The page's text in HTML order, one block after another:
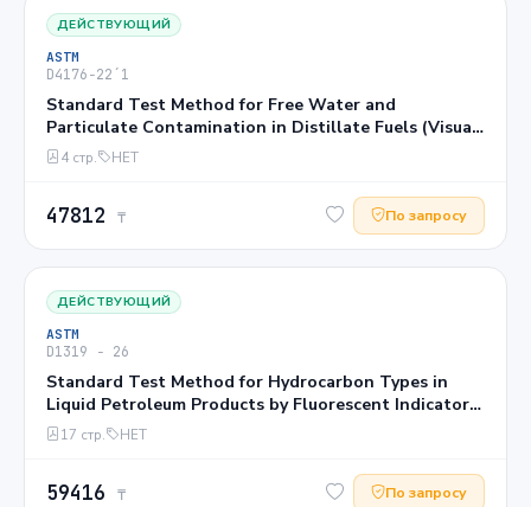
ДЕЙСТВУЮЩИЙ
ASTM
D4176−22´1
Standard Test Method for Free Water and
Particulate Contamination in Distillate Fuels (Visual
Inspection Procedures)1
4 стр. НЕТ
47812 ₸ По запросу
ДЕЙСТВУЮЩИЙ
ASTM
D1319 − 26
Standard Test Method for Hydrocarbon Types in
Liquid Petroleum Products by Fluorescent Indicator
Adsorption1
17 стр. НЕТ
59416 ₸ По запросу